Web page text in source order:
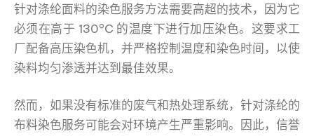
针对涤纶面料的染色服务方法需要高超的技术，因为它
必须在高于 130°C 的温度下进行加压染色。这要求工
厂配备高压染色机，并严格控制温度和染色时间，以使
染料均匀渗透并达到最佳效果。
然而，如果没有标准的废气和热处理系统，针对涤纶的
布料染色服务可能会对环境产生严重影响。因此，信誉